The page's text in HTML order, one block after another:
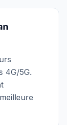
4G/5G.